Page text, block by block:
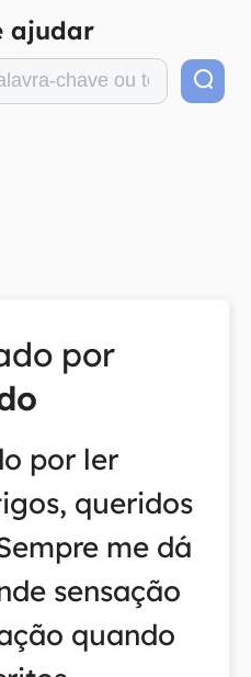
ajudar
por
por ler
queridos
me dá
sensação
quando